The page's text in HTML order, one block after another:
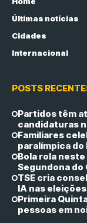
Últimas notícias
Cidades
Internacional
POSTS
Partidos têm
candidaturas
Familiares
paralímpica do
Bola rola
Segundona do
TSE cria
IA nas eleições
Primeira
pessoas em